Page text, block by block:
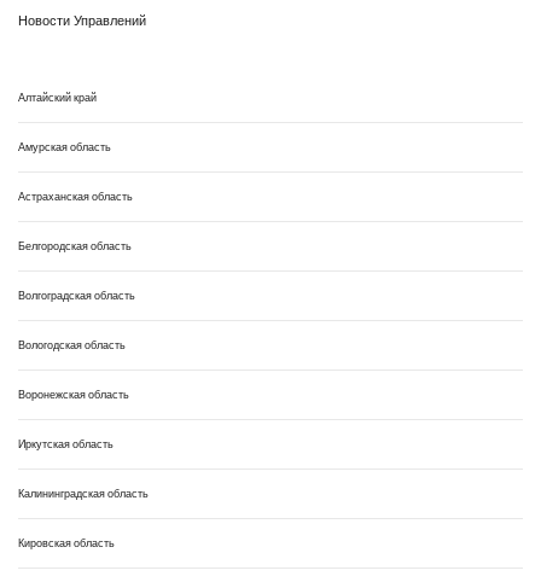
Новости Управлений
Алтайский край
Амурская область
Астраханская область
Белгородская область
Волгоградская область
Вологодская область
Воронежская область
Иркутская область
Калининградская область
Кировская область